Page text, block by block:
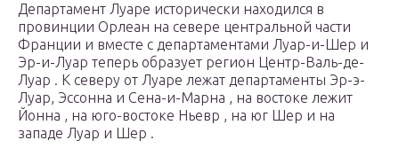
Департамент Луаре исторически находился в
провинции Орлеан на севере центральной части
Франции и вместе с департаментами Луар-и-Шер и
Эр-и-Луар теперь образует регион Центр-Валь-де-
Луар . К северу от Луаре лежат департаменты Эр-э-
Луар, Эссонна и Сена-и-Марна , на востоке лежит
Йонна , на юго-востоке Ньевр , на юг Шер и на
западе Луар и Шер .